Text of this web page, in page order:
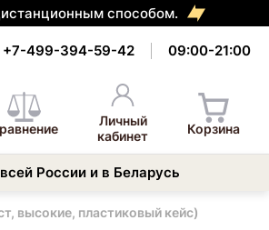
способом.
+7-499-394-59-42 09:00-21:00
Личный
кабинет
Корзина
России и в Беларусь
высокие, пластиковый кейс)